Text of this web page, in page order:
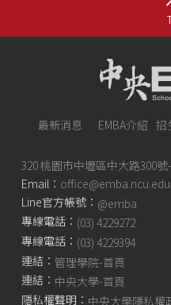
最新消息 EMBA介紹 招
320 桃園市中壢區中大路300
Email：
Line官方帳號： @emba
專線電話： (03) 4229272
專線電話： (03) 4229394
連結： 管理學院-首頁
連結： 中央大學-首頁
隱私權聲明： 中央大學隱私權